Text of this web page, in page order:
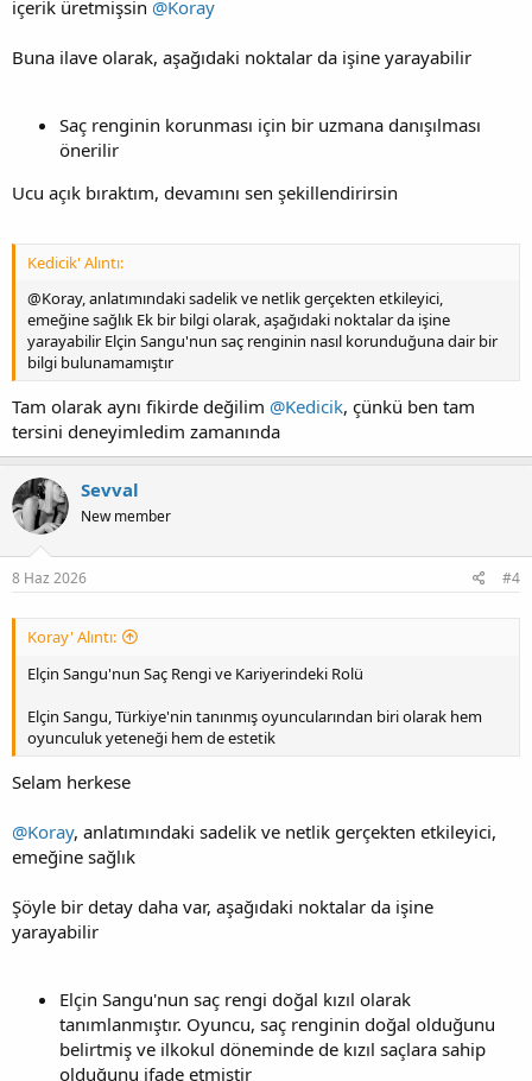
içerik üretmişsin @Koray
Buna ilave olarak, aşağıdaki noktalar da işine yarayabilir
Saç renginin korunması için bir uzmana danışılması
önerilir
Ucu açık bıraktım, devamını sen şekillendirirsin
Kedicik' Alıntı:
@Koray, anlatımındaki sadelik ve netlik gerçekten etkileyici,
emeğine sağlık Ek bir bilgi olarak, aşağıdaki noktalar da işine
yarayabilir Elçin Sangu'nun saç renginin nasıl korunduğuna dair bir
bilgi bulunamamıştır
Tam olarak aynı fikirde değilim @Kedicik, çünkü ben tam
tersini deneyimledim zamanında
Sevval
New member
8 Haz 2026 #4
Koray' Alıntı:
Elçin Sangu'nun Saç Rengi ve Kariyerindeki Rolü
Elçin Sangu, Türkiye'nin tanınmış oyuncularından biri olarak hem
oyunculuk yeteneği hem de estetik
Selam herkese
@Koray, anlatımındaki sadelik ve netlik gerçekten etkileyici,
emeğine sağlık
Şöyle bir detay daha var, aşağıdaki noktalar da işine
yarayabilir
Elçin Sangu'nun saç rengi doğal kızıl olarak
tanımlanmıştır. Oyuncu, saç renginin doğal olduğunu
belirtmiş ve ilkokul döneminde de kızıl saçlara sahip
olduğunu ifade etmiştir